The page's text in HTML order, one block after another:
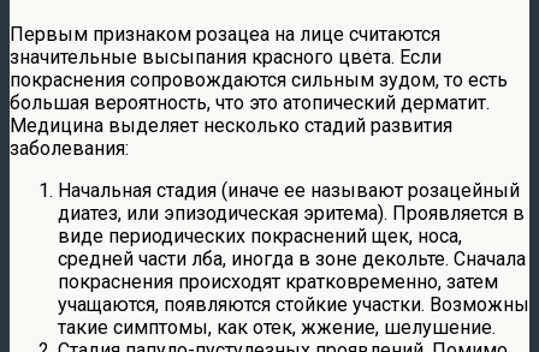
Первым признаком розацеа на лице считаются
значительные высыпания красного цвета. Если
покраснения сопровождаются сильным зудом, то есть
большая вероятность, что это атопический дерматит.
Медицина выделяет несколько стадий развития
заболевания:
Начальная стадия (иначе ее называют розацейный
диатез, или эпизодическая эритема). Проявляется в
виде периодических покраснений щек, носа,
средней части лба, иногда в зоне декольте. Сначала
покраснения происходят кратковременно, затем
учащаются, появляются стойкие участки. Возможны
такие симптомы, как отек, жжение, шелушение.